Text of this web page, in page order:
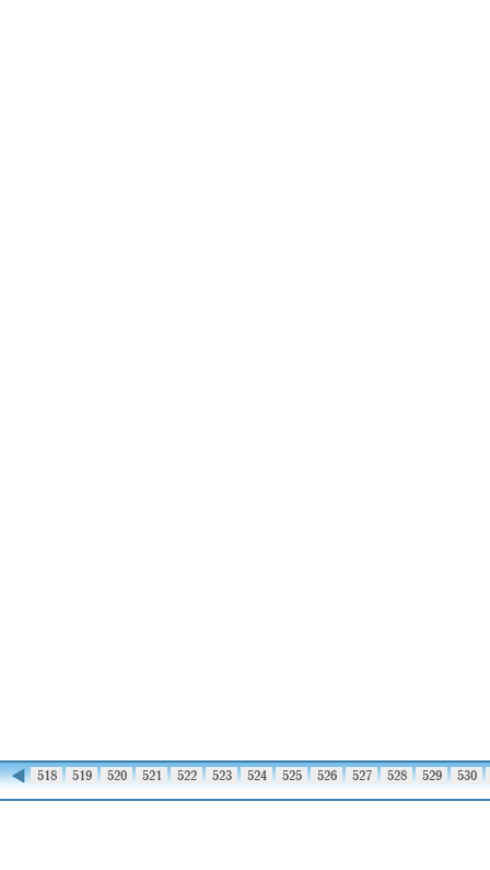
◀
517 518 519 520 521 522 523 524 525 526 527 528 529 530